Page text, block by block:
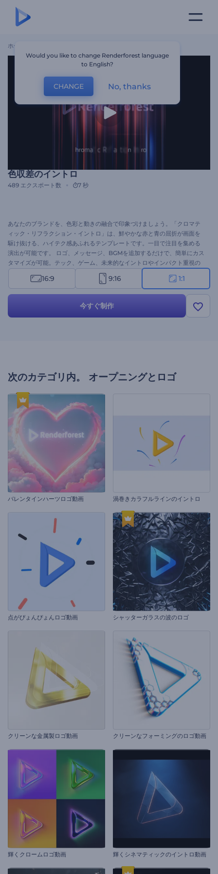
ホーム
色収差のイントロ
489 エクスポート数 7 秒
あなたのブランドを、色彩と動きの融合で印象づけましょう。「クロマテ
ィック・リフラクション・イントロ」は、鮮やかな赤と青の屈折が画面を
駆け抜ける、ハイテク感あふれるテンプレートです。一目で注目を集める
演出が可能です。 ロゴ、メッセージ、BGMを追加するだけで、簡単にカス
タマイズが可能。テック、ゲーム、未来的なイントロやインパクト重視の
オープニングに最適です。 今すぐ作成して、最初の1秒から視線を釘付けに
しましょう！16:9 9:16 1:1
今すぐ制作
次のカテゴリ内。 オープニングとロゴ
バレンタインハーツロゴ動画 渦巻きカラフルラインのイントロ
点がぴょんぴょんロゴ動画 シャッターガラスの波のロゴ
クリーンな金属製ロゴ動画 クリーンなフォーミングのロゴ動画
輝くクロームロゴ動画 輝くシネマティックのイントロ動画
Would you like to change Renderforest language
to English?
CHANGE No, thanks